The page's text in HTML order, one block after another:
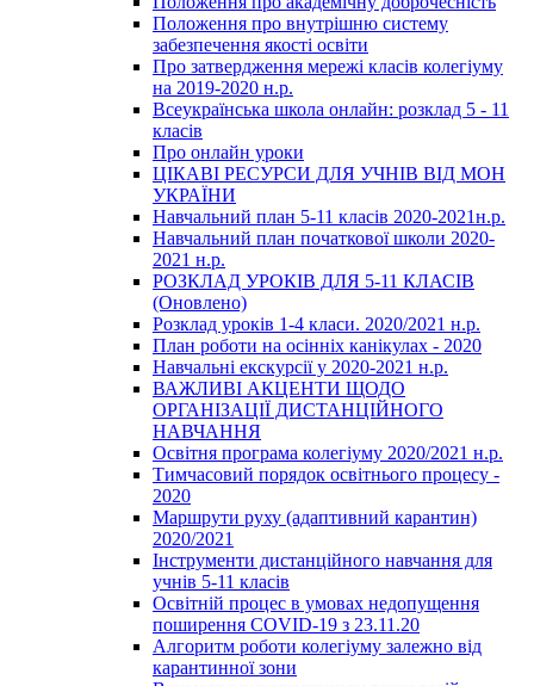
Положення про внутрішню систему
забезпечення якості освіти
Про затвердження мережі класів колегіуму
на 2019-2020 н.р.
Всеукраїнська школа онлайн: розклад 5 - 11
класів
Про онлайн уроки
ЦІКАВІ РЕСУРСИ ДЛЯ УЧНІВ ВІД МОН
УКРАЇНИ
Навчальний план 5-11 класів 2020-2021н.р.
Навчальний план початкової школи 2020-
2021 н.р.
РОЗКЛАД УРОКІВ ДЛЯ 5-11 КЛАСІВ
(Оновлено)
Розклад уроків 1-4 класи. 2020/2021 н.р.
План роботи на осінніх канікулах - 2020
Навчальні екскурсії у 2020-2021 н.р.
ВАЖЛИВІ АКЦЕНТИ ЩОДО
ОРГАНІЗАЦІЇ ДИСТАНЦІЙНОГО
НАВЧАННЯ
Освітня програма колегіуму 2020/2021 н.р.
Тимчасовий порядок освітнього процесу -
2020
Маршрути руху (адаптивний карантин)
2020/2021
Інструменти дистанційного навчання для
учнів 5-11 класів
Освітній процес в умовах недопущення
поширення COVID-19 з 23.11.20
Алгоритм роботи колегіуму залежно від
карантинної зони